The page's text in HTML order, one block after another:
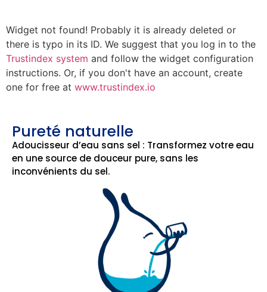
Widget not found! Probably it is already deleted or
there is typo in its ID. We suggest that you log in to the
Trustindex system and follow the widget configuration
instructions. Or, if you don't have an account, create
one for free at www.trustindex.io
Pureté naturelle
Adoucisseur d’eau sans sel : Transformez votre eau
en une source de douceur pure, sans les
inconvénients du sel.